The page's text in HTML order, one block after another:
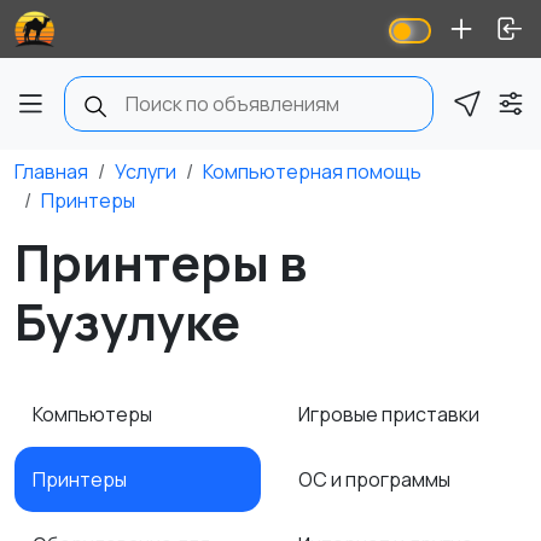
Главная Услуги
Компьютерная помощь
Принтеры
Принтеры в
Бузулуке
Компьютеры
Принтеры
Игровые приставки
ОС и программы